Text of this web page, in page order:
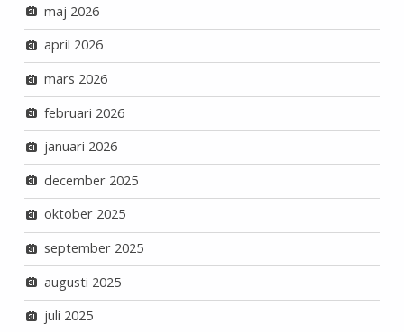
maj 2026
april 2026
mars 2026
februari 2026
januari 2026
december 2025
oktober 2025
september 2025
augusti 2025
juli 2025